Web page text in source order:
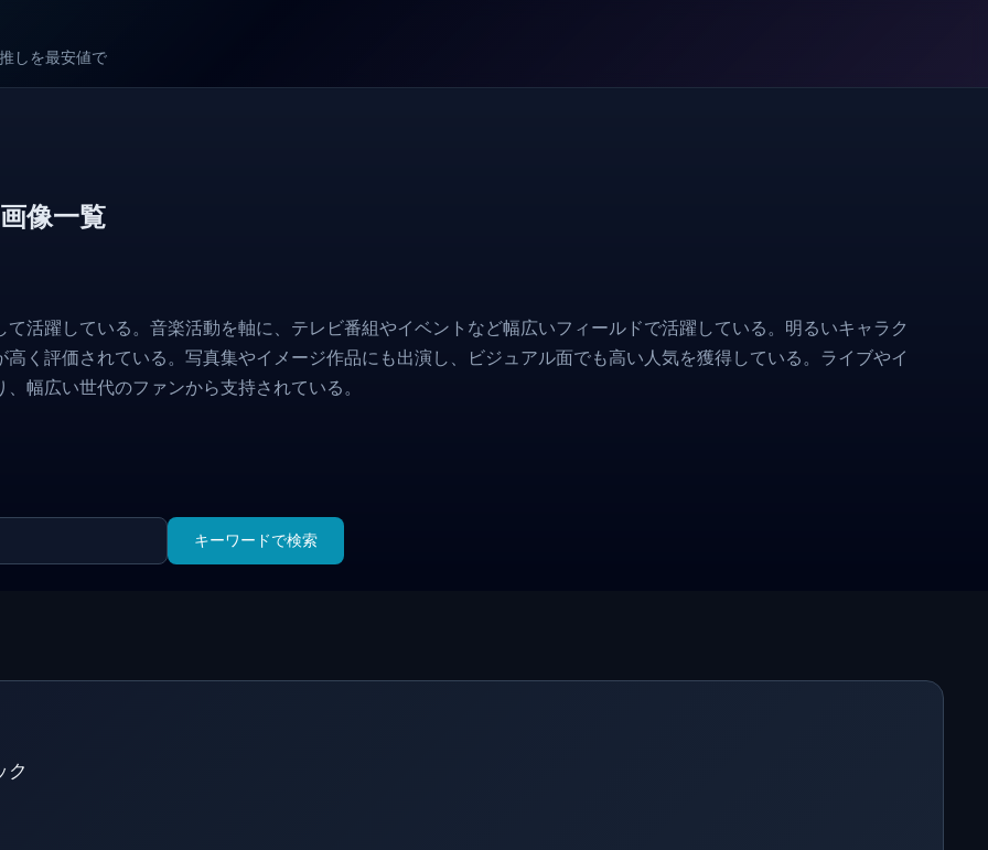
しを最安値で
像一覧
活躍している。音楽活動を軸に、テレビ番組やイベントなど幅広いフィールドで活躍している。明るいキャラク
く評価されている。写真集やイメージ作品にも出演し、ビジュアル面でも高い人気を獲得している。ライブやイ
幅広い世代のファンから支持されている。
キーワードで検索
ク